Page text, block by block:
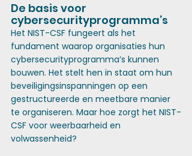
De basis voor
cybersecurityprogramma’s
Het NIST-CSF fungeert als het
fundament waarop organisaties hun
cybersecurityprogramma’s kunnen
bouwen. Het stelt hen in staat om hun
beveiligingsinspanningen op een
gestructureerde en meetbare manier
te organiseren. Maar hoe zorgt het NIST-
CSF voor weerbaarheid en
volwassenheid?